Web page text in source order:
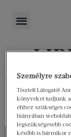
Személyre
Tisztelt Látogató!
könyveket tudjunk
ehhez szükséges
hiányában
legszükségesebb
később is bármikor